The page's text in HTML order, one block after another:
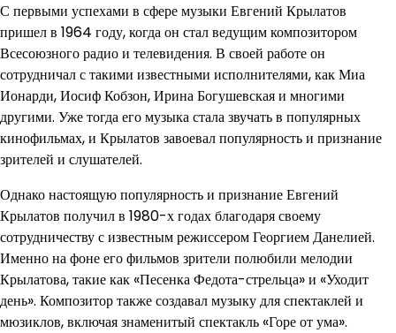
С первыми успехами в сфере музыки Евгений Крылатов
пришел в 1964 году, когда он стал ведущим композитором
Всесоюзного радио и телевидения. В своей работе он
сотрудничал с такими известными исполнителями, как Миа
Ионарди, Иосиф Кобзон, Ирина Богушевская и многими
другими. Уже тогда его музыка стала звучать в популярных
кинофильмах, и Крылатов завоевал популярность и признание
зрителей и слушателей.
Однако настоящую популярность и признание Евгений
Крылатов получил в 1980-х годах благодаря своему
сотрудничеству с известным режиссером Георгием Данелией.
Именно на фоне его фильмов зрители полюбили мелодии
Крылатова, такие как «Песенка Федота-стрельца» и «Уходит
день». Композитор также создавал музыку для спектаклей и
мюзиклов, включая знаменитый спектакль «Горе от ума».